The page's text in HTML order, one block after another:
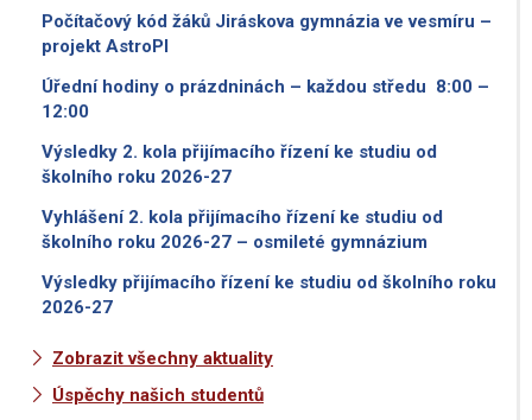
Počítačový kód žáků Jiráskova gymnázia ve vesmíru –
projekt AstroPI
Úřední hodiny o prázdninách – každou středu 8:00 –
12:00
Výsledky 2. kola přijímacího řízení ke studiu od
školního roku 2026-27
Vyhlášení 2. kola přijímacího řízení ke studiu od
školního roku 2026-27 – osmileté gymnázium
Výsledky přijímacího řízení ke studiu od školního roku
2026-27
Zobrazit všechny aktuality
Úspěchy našich studentů